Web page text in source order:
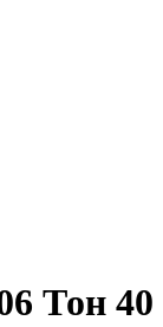
Тон 40